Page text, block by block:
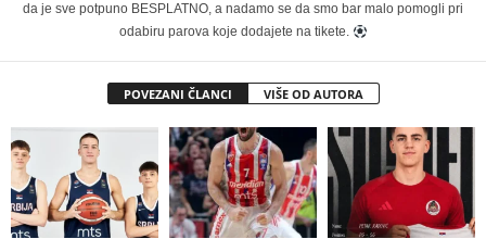
da je sve potpuno BESPLATNO, a nadamo se da smo bar malo pomogli pri
odabiru parova koje dodajete na tikete.
POVEZANI ČLANCI VIŠE OD AUTORA